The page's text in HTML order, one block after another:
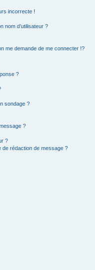
incorrecte !
nom d’utilisateur ?
me demande de me connecter !?
?
sondage ?
?
?
de rédaction de message ?